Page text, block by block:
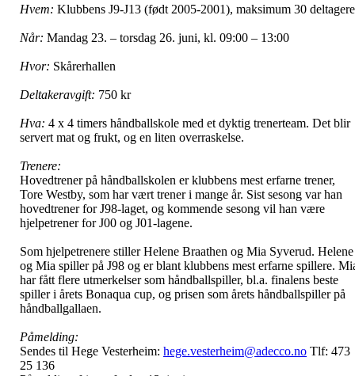
Hvem: Klubbens J9-J13 (født 2005-2001), maksimum 30 deltagere
Når: Mandag 23. – torsdag 26. juni, kl. 09:00 – 13:00
Hvor: Skårerhallen
Deltakeravgift: 750 kr
Hva: 4 x 4 timers håndballskole med et dyktig trenerteam. Det blir
servert mat og frukt, og en liten overraskelse.
Trenere:
Hovedtrener på håndballskolen er klubbens mest erfarne trener,
Tore Westby, som har vært trener i mange år. Sist sesong var han
hovedtrener for J98-laget, og kommende sesong vil han være
hjelpetrener for J00 og J01-lagene.
Som hjelpetrenere stiller Helene Braathen og Mia Syverud. Helene
og Mia spiller på J98 og er blant klubbens mest erfarne spillere.
har fått flere utmerkelser som håndballspiller, bl.a. finalens beste
spiller i årets Bonaqua cup, og prisen som årets håndballspiller på
håndballgallaen.
Påmelding:
Sendes til Hege Vesterheim: hege.vesterheim@adecco.no Tlf: 473
25 136